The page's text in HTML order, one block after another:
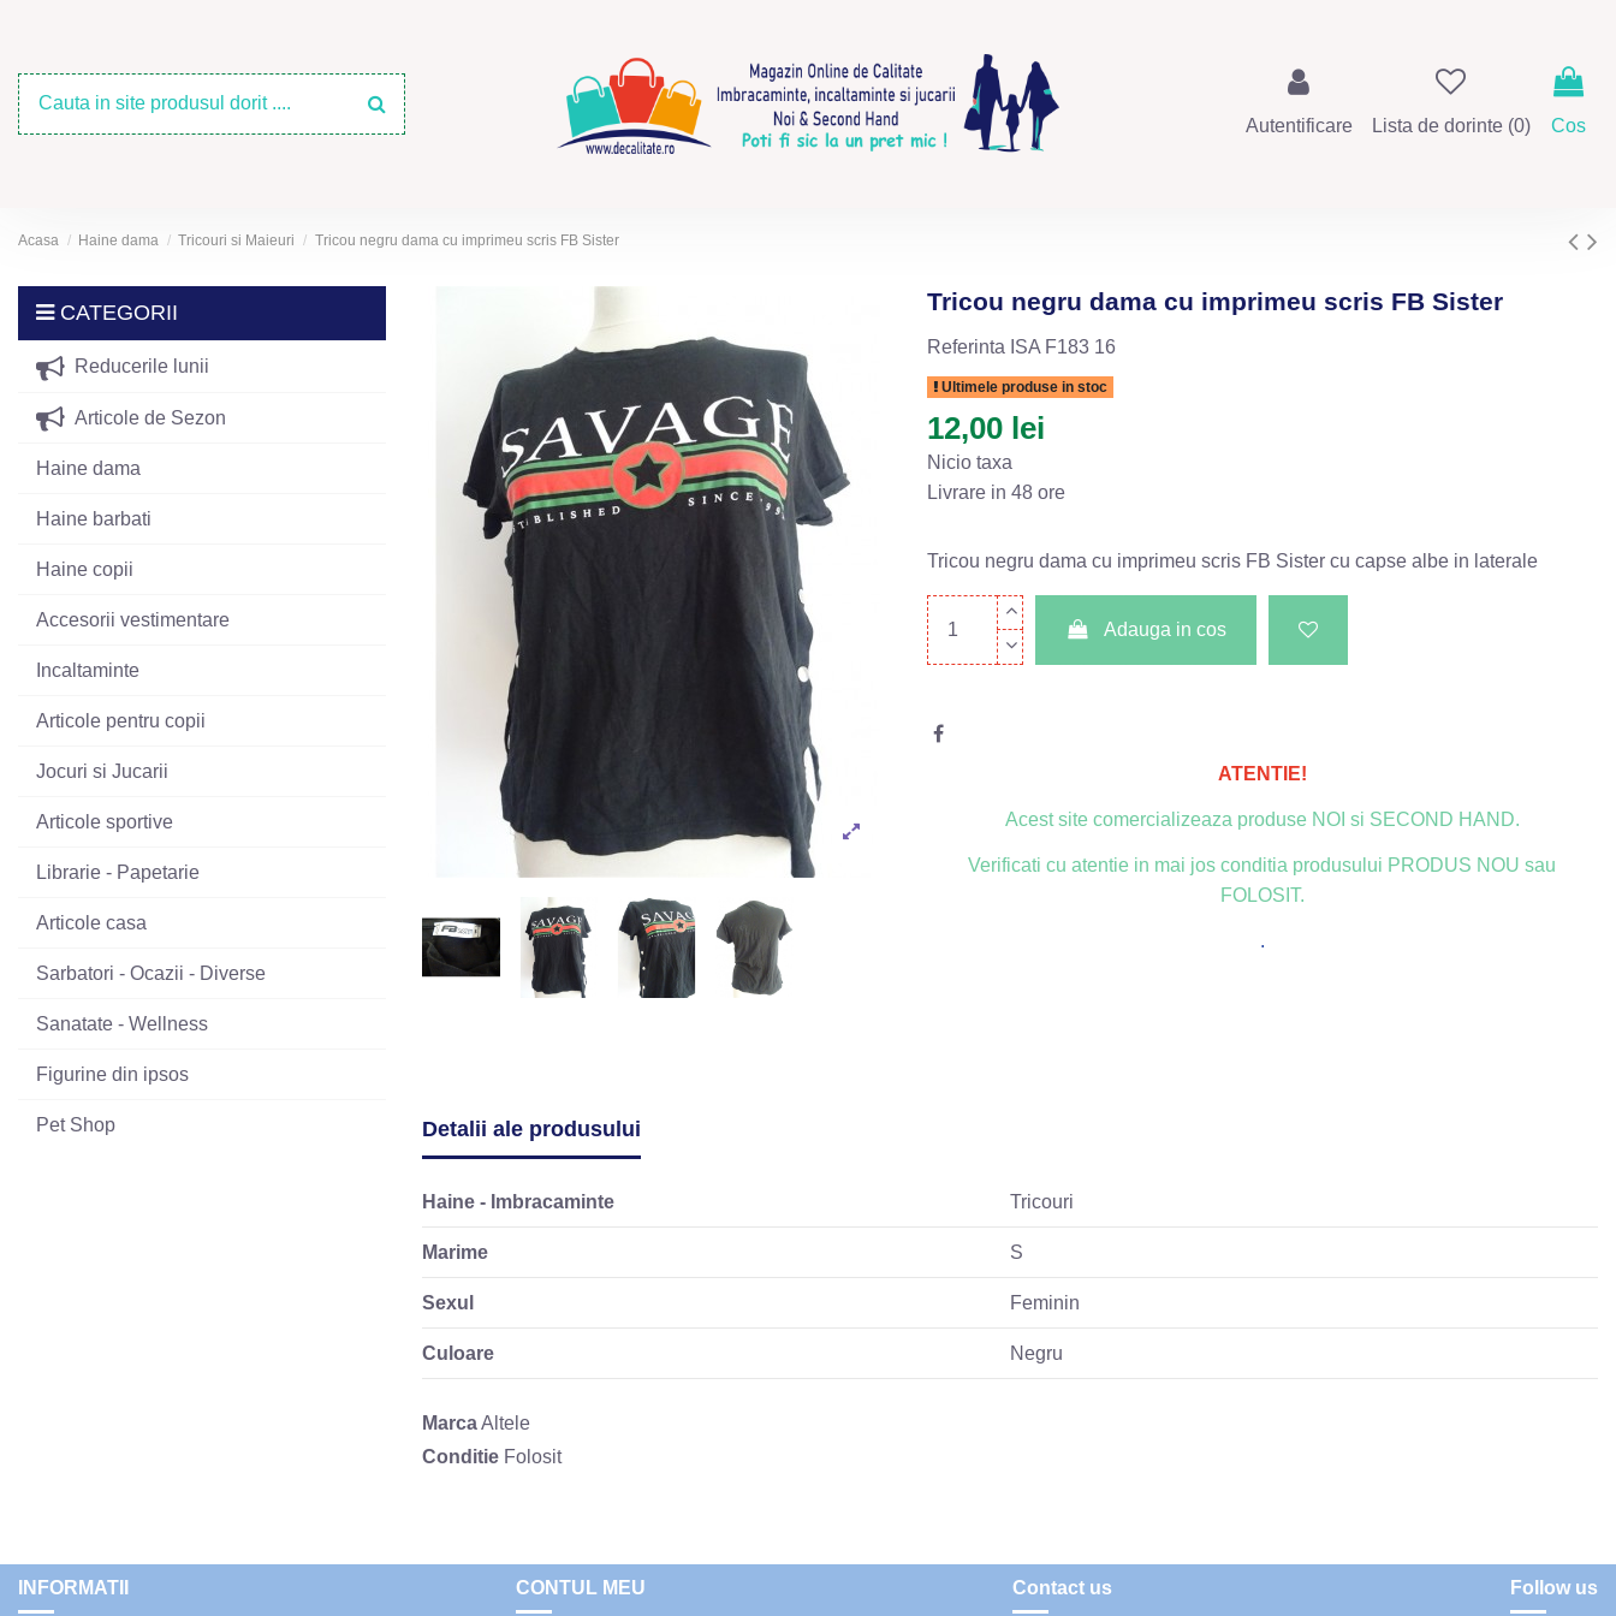
Autentificare Lista de dorinte (0) Cos
Acasa Haine dama Tricouri si Maieuri Tricou negru dama cu imprimeu scris FB Sister
Tricou negru dama cu imprimeu scris FB Sister
Referinta ISA F183 16
Ultimele produse in stoc
12,00 lei
Nicio taxa
Livrare in 48 ore
Tricou negru dama cu imprimeu scris FB Sister cu capse albe in laterale
Adauga in cos
ATENTIE!
Acest site comercializeaza produse NOI si SECOND HAND.
Verificati cu atentie in mai jos conditia produsului PRODUS NOU sau
FOLOSIT.
.
Detalii ale produsului
Haine - Imbracaminte Tricouri
Marime S
Sexul Feminin
Culoare Negru
MarcaAltele
Conditie Folosit
CATEGORII
Reducerile lunii
Articole de Sezon
Haine dama
Haine barbati
Haine copii
Accesorii vestimentare
Incaltaminte
Articole pentru copii
Jocuri si Jucarii
Articole sportive
Librarie - Papetarie
Articole casa
Sarbatori - Ocazii - Diverse
Sanatate - Wellness
Figurine din ipsos
Pet Shop
INFORMATII CONTUL MEU Contact us Follow us